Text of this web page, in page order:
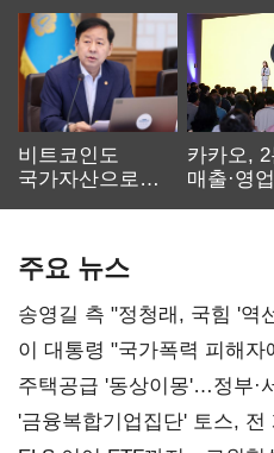
비트코인도
국가자산으로…'
카카오, 2
매출·영
주요 뉴스
송영길 측 "정청래, 국힘 '역
총선 지휘 못해"
이 대통령 "국가폭력 피해
진실 밝혀야"
주택공급 '동상이몽'…정부·
'금융복합기업집단' 토스,